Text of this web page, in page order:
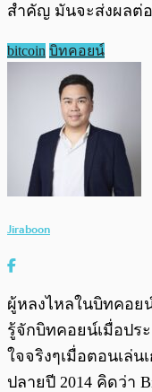
สำคัญ มันจะส่งผลต่อ
bitcoin บิทคอยน์
Jiraboon
ผู้หลงไหลในบิทคอย
รู้จักบิทคอยน์เมื่อปร
ใจจริงๆเมื่อตอนเล่น
ปลายปี 2014 คิดว่า